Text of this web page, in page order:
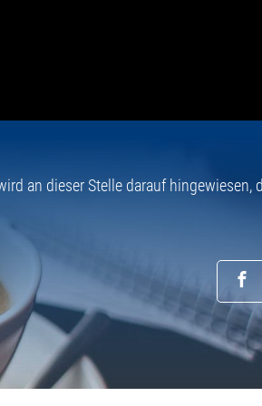
an dieser Stelle darauf hingewiesen,